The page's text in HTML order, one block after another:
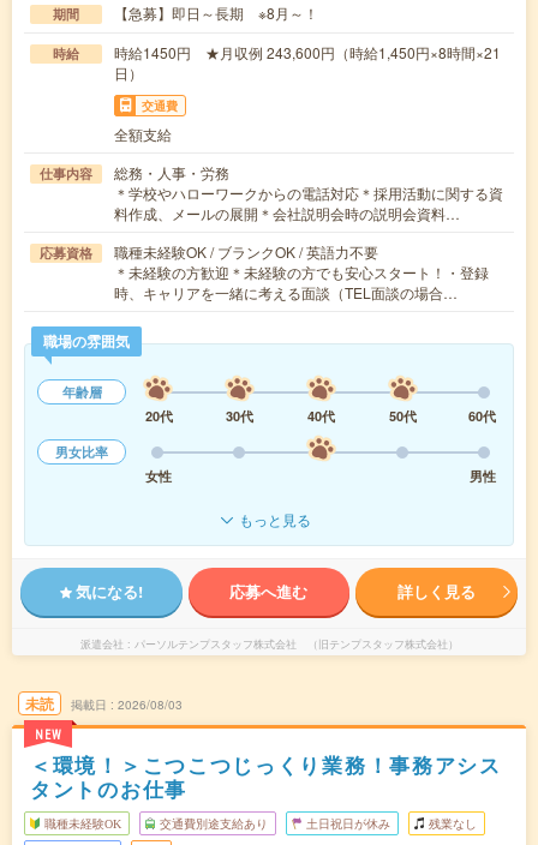
期間 【急募】即日～長期 ※8月～！
時給
時給1450円 ★月収例 243,600円（時給1,450円×8時間×21
日）
交通費
全額支給
仕事内容
総務・人事・労務
＊学校やハローワークからの電話対応＊採用活動に関する資
料作成、メールの展開＊会社説明会時の説明会資料…
応募資格
職種未経験OK / ブランクOK / 英語力不要
＊未経験の方歓迎＊未経験の方でも安心スタート！・登録
時、キャリアを一緒に考える面談（TEL面談の場合…
職場の雰囲気
年齢層
20代
30代 40代 50代
60代
男女比率
女性
男性
もっと見る
気になる! 応募へ進む 詳しく見る
派遣会社 パーソルテンプスタッフ株式会社 （旧テンプスタッフ株式会社）
未読
NEW
掲載日 2026/08/03
＜環境！＞こつこつじっくり業務！事務アシス
タントのお仕事
職種未経験OK 交通費別途支給あり 土日祝日が休み 残業なし